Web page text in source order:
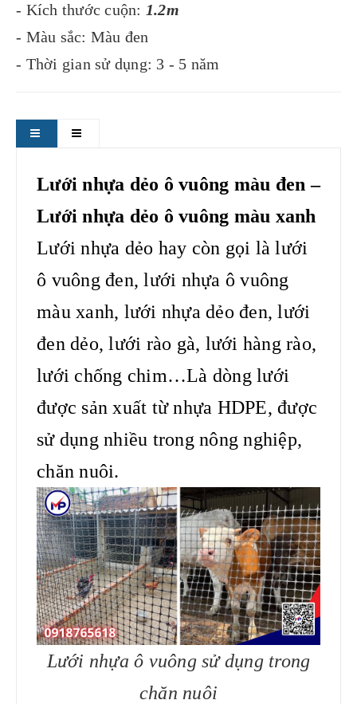
- Kích thước cuộn: 1.2m
- Màu sắc: Màu đen
- Thời gian sử dụng: 3 - 5 năm
Lưới nhựa dẻo ô vuông màu đen –
Lưới nhựa dẻo ô vuông màu xanh
Lưới nhựa dẻo hay còn gọi là lưới
ô vuông đen, lưới nhựa ô vuông
màu xanh, lưới nhựa dẻo đen, lưới
đen dẻo, lưới rào gà, lưới hàng rào,
lưới chống chim…Là dòng lưới
được sản xuất từ nhựa HDPE, được
sử dụng nhiều trong nông nghiệp,
chăn nuôi.
Lưới nhựa ô vuông sử dụng trong
chăn nuôi